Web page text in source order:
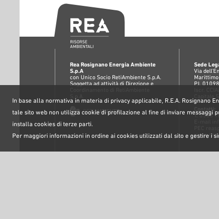
Rea Rosignano Energia Ambiente
S.p.A
con Unico Socio RetiAmbiente S.p.A.
Soggetta ad attività di Direzione e
Sede
Via
P.I.
Contatti:
T. 0586
In base alla normativa in materia di privacy applicabile, R.E.A. Rosignano
tale sito web non utilizza cookie di profilazione al fine di inviare messaggi
installa cookies di terze parti.
Per maggiori informazioni in ordine ai cookies utilizzati dal sito e gestire i